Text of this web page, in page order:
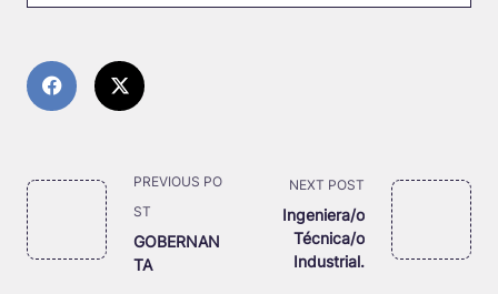
<span
class="nav-
subtitle
screen-
PREVIOUS PO
ST
GOBERNAN
TA
NEXT POST
Ingeniera/o
Técnica/o
Industrial.